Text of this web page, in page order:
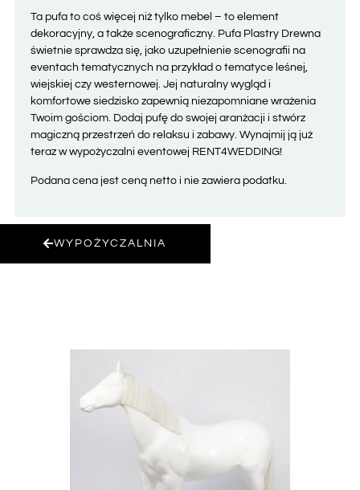
Ta pufa to coś więcej niż tylko mebel – to element
dekoracyjny, a także scenograficzny. Pufa Plastry Drewna
świetnie sprawdza się, jako uzupełnienie scenografii na
eventach tematycznych na przykład o tematyce leśnej,
wiejskiej czy westernowej. Jej naturalny wygląd i
komfortowe siedzisko zapewnią niezapomniane wrażenia
Twoim gościom. Dodaj pufę do swojej aranżacji i stwórz
magiczną przestrzeń do relaksu i zabawy. Wynajmij ją już
teraz w wypożyczalni eventowej RENT4WEDDING!
Podana cena jest ceną netto i nie zawiera podatku.
WYPOŻYCZALNIA